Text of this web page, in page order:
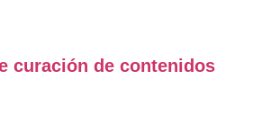
curación de contenidos